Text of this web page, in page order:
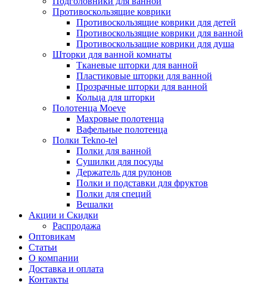
Противоскользящие коврики
Противоскользящие коврики для детей
Противоскользящие коврики для ванной
Противоскользащие коврики для душа
Шторки для ванной комнаты
Тканевые шторки для ванной
Пластиковые шторки для ванной
Прозрачные шторки для ванной
Кольца для шторки
Полотенца Moeve
Махровые полотенца
Вафельные полотенца
Полки Tekno-tel
Полки для ванной
Сушилки для посуды
Держатель для рулонов
Полки и подставки для фруктов
Полки для специй
Вешалки
Акции и Скидки
Распродажа
Оптовикам
Статьи
О компании
Доставка и оплата
Контакты